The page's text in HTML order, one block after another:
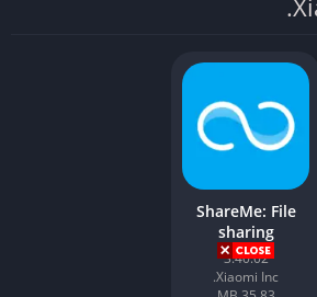
ShareMe: File
sharing
3.40.02
Xiaomi Inc.